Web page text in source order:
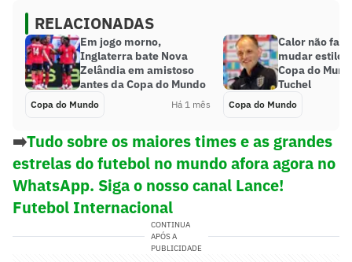
RELACIONADAS
Em jogo morno,
Inglaterra bate Nova
Zelândia em amistoso
antes da Copa do Mundo
Copa do Mundo Há 1 mês
Calor não
mudar estilo
Copa do
Tuchel
Copa do Mundo
➡️Tudo sobre os maiores times e as grandes
estrelas do futebol no mundo afora agora no
WhatsApp. Siga o nosso canal Lance!
Futebol Internacional
CONTINUA
APÓS A
PUBLICIDADE